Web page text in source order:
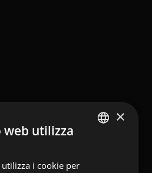
×
web utilizza
i cookie per